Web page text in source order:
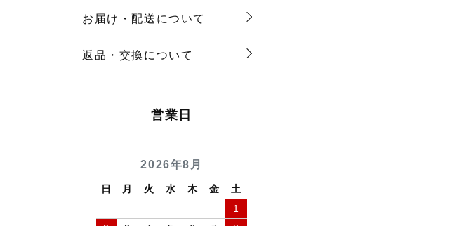
お届け・配送について
返品・交換について
営業日
2026年8月
日 月 火 水 木 金
土
1